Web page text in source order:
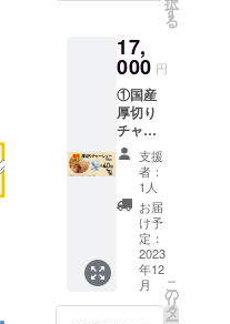
限：製
造日よ
り180日
保存方
法：直
射日
光、高
温多湿
を避け
て保存
してく
ださ
い。 ※
消費
税、送
料込み
してく
ださ
い。 ②
につい
て パッ
ケージ
サイ
ズ：
W130×
H180×
D25mm
（1個）
◎食品
表示 原
材料
麦・
卵・大
豆・鶏
肉・豚
肉を含
む） 内
容量：
155g（
めん：
90g、
スー
プ：
65g）
賞味期
限：製
税、送
料込み
◎リ
ターン
品の発
送につ
いて ・
12月下
旬予定
です。
塩、小
麦たん
白）、
醤油、
動物油
脂、
ポーク
エキ
ス、鶏
ガラ
スー
プ、チ
キンエ
キス、
食塩、
砂糖混
者の名
X（旧
Twitter
）でつ
ぶやく
ぜ！ ①
につい
て パッ
ケージ
サイ
ズ：
W140×
H190×
D30mm
（1袋）
◎食品
表示 原
す
る
17,
000 円
①国産
厚切り
チャー
シュー
40個 ②
お礼の
手紙 ①
につい
て パッ
ケージ
サイ
ズ：
W130×
支援
者：
1人
お届
け予
定：
2023
年12
月
こ
の
リ
タ
ー